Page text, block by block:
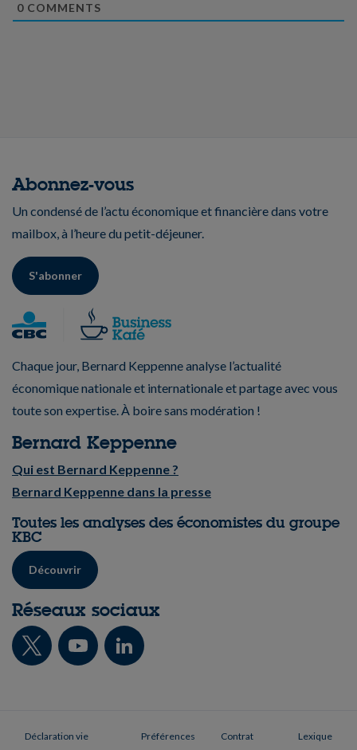
0 COMMENTS
Abonnez-vous
Un condensé de l’actu économique et financière dans votre
mailbox, à l’heure du petit-déjeuner.
S'abonner
Chaque jour, Bernard Keppenne analyse l’actualité
économique nationale et internationale et partage avec vous
toute son expertise. À boire sans modération !
Bernard Keppenne
Qui est Bernard Keppenne ?
Bernard Keppenne dans la presse
Toutes les analyses des économistes du groupe
KBC
Découvrir
Réseaux sociaux
Déclaration vie Préférences Contrat Lexique